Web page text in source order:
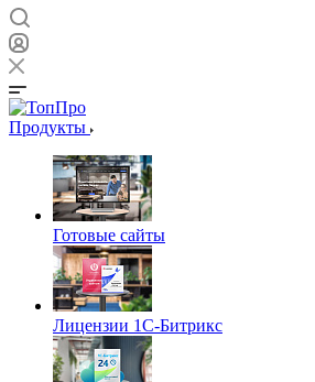
Продукты
Готовые сайты
Лицензии 1С-Битрикс